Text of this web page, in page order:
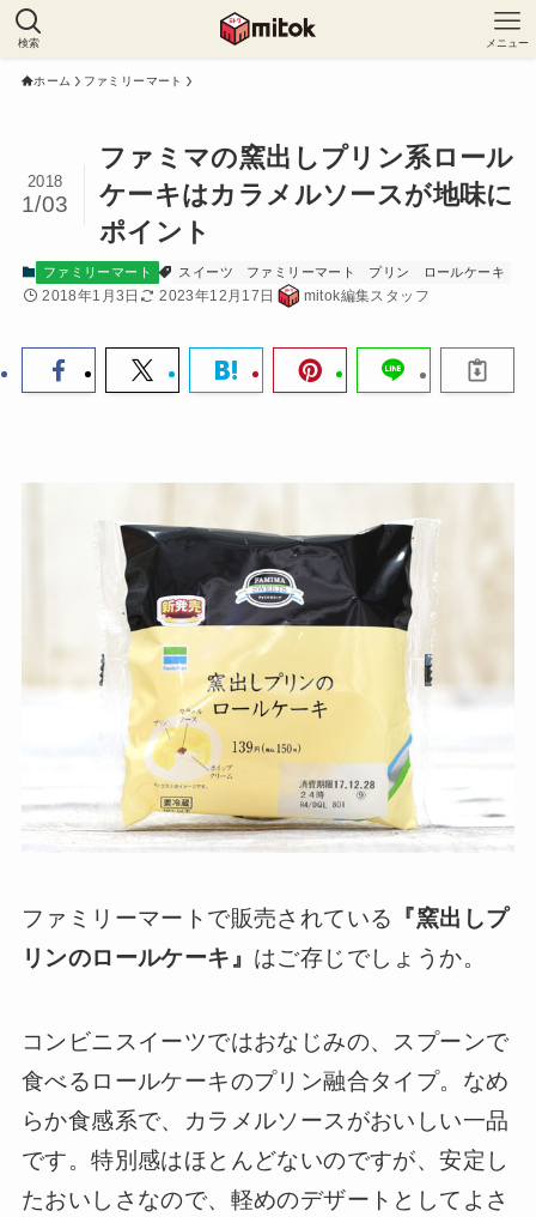
検索 メニュー
ホーム ファミリーマート
ファミマの窯出しプリン系ロール
ケーキはカラメルソースが地味に
ポイント
2018
1/03
ファミリーマート スイーツ ファミリーマート プリン ロールケーキ
2018年1月3日 2023年12月17日 mitok編集スタッフ
ファミリーマートで販売されている
『窯出しプ
リンのロールケーキ』 はご存じでしょうか。
コンビニスイーツではおなじみの、スプーンで
食べるロールケーキのプリン融合タイプ。なめ
らか食感系で、カラメルソースがおいしい一品
です。特別感はほとんどないのですが、安定し
たおいしさなので、軽めのデザートとしてよさ